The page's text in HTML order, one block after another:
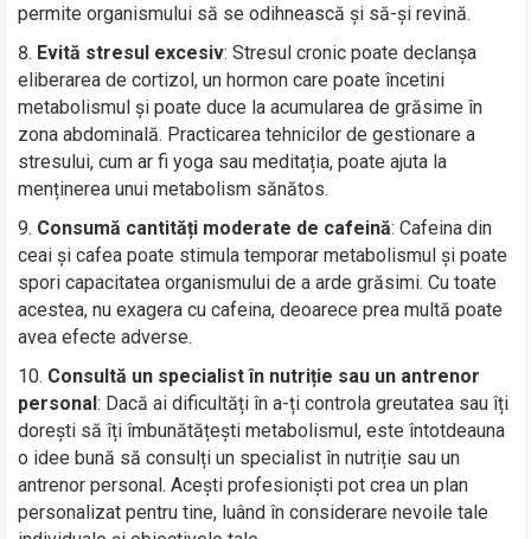
permite organismului să se odihnească și să-și revină.
Evită stresul excesiv: Stresul cronic poate declanșa
eliberarea de cortizol, un hormon care poate încetini
metabolismul și poate duce la acumularea de grăsime în
zona abdominală. Practicarea tehnicilor de gestionare a
stresului, cum ar fi yoga sau meditația, poate ajuta la
menținerea unui metabolism sănătos.
Consumă cantități moderate de cafeină: Cafeina din
ceai și cafea poate stimula temporar metabolismul și poate
spori capacitatea organismului de a arde grăsimi. Cu toate
acestea, nu exagera cu cafeina, deoarece prea multă poate
avea efecte adverse.
Consultă un specialist în nutriție sau un antrenor
personal: Dacă ai dificultăți în a-ți controla greutatea sau îți
dorești să îți îmbunătățești metabolismul, este întotdeauna
o idee bună să consulți un specialist în nutriție sau un
antrenor personal. Acești profesioniști pot crea un plan
personalizat pentru tine, luând în considerare nevoile tale